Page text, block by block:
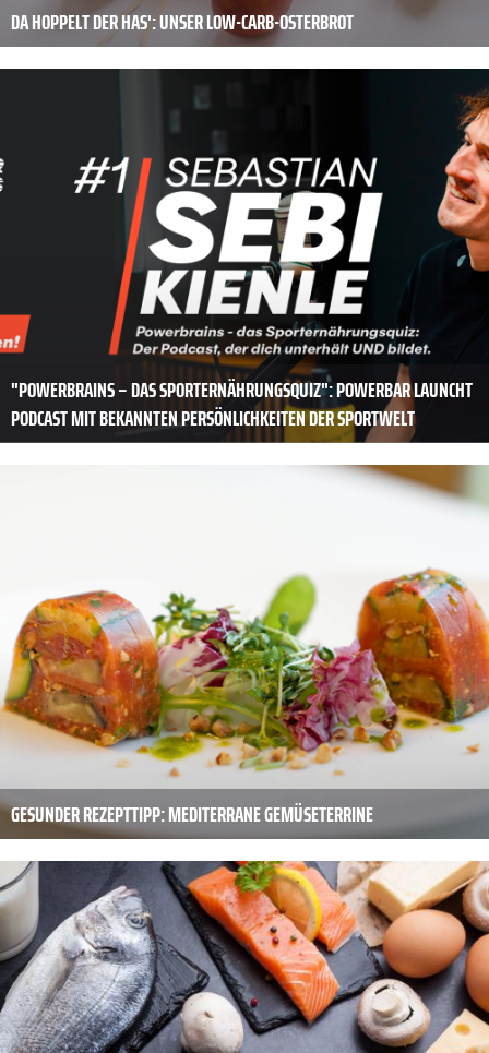
DA HOPPELT DER HAS': UNSER LOW-CARB-OSTERBROT
"POWERBRAINS – DAS SPORTERNÄHRUNGSQUIZ": POWERBAR LAUNCHT
PODCAST MIT BEKANNTEN PERSÖNLICHKEITEN DER SPORTWELT
GESUNDER REZEPTTIPP: MEDITERRANE GEMÜSETERRINE